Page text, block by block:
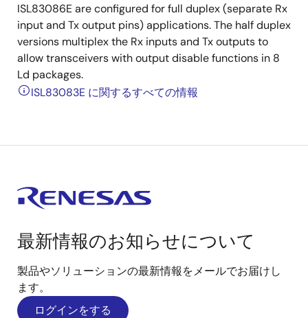
ISL83086E are configured for full duplex (separate Rx
input and Tx output pins) applications. The half duplex
versions multiplex the Rx inputs and Tx outputs to
allow transceivers with output disable functions in 8
Ld packages.
ISL83083E に関するすべての情報
最新情報のお知らせについて
製品やソリューションの最新情報をメールでお届けし
ます。
ログインをする